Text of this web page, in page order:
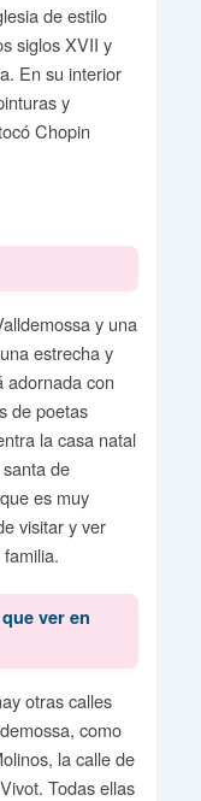
de estilo
siglos XVII y
En su interior
y
Chopin
y una
estrecha y
adornada con
de poetas
la casa natal
de
es muy
visitar y ver
ver en
otras calles
como
la calle de
Todas ellas